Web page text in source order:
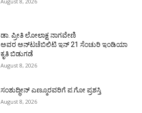
ಡಾ. ಪ್ರೀತಿ ಲೋಲಾಕ್ಷ ನಾಗವೇಣಿ
ಅವರ ಅನ್‌ಟಚೆಬಿಲಿಟಿ ಇನ್ 21 ಸೆಂಚುರಿ ಇಂಡಿಯಾ
ಕೃತಿ ಬಿಡುಗಡೆ
August 8, 2026
ಸಂಶುದ್ಧೀನ್ ಎಣ್ಮೂರವರಿಗೆ ಪ.ಗೋ ಪ್ರಶಸ್ತಿ
August 8, 2026